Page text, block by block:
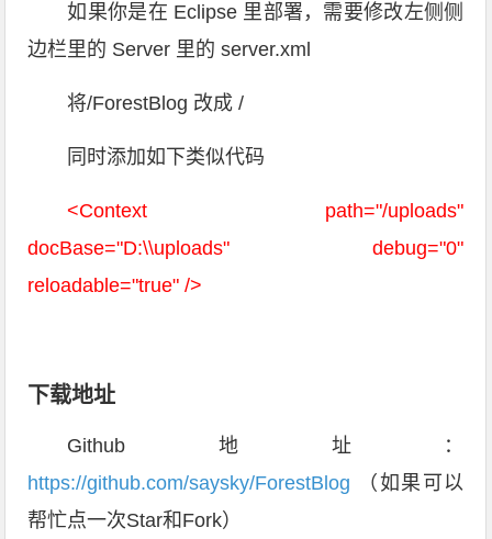
如果你是在 Eclipse 里部署，需要修改左侧侧
边栏里的 Server 里的 server.xml
将/ForestBlog 改成 /
同时添加如下类似代码
<Context path="/uploads"
docBase="D:\\uploads" debug="0"
reloadable="true" />
下载地址
Github地址：
https://github.com/saysky/ForestBlog （如果可以
帮忙点一次Star和Fork）